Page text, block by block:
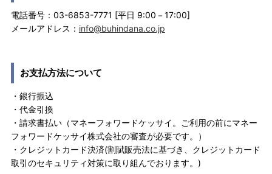
電話番号：03-6853-7771 [平日 9:00－17:00]
メールアドレス： info@buhindana.co.jp
お支払方法について
・銀行振込
・代金引換
・請求書払い（マネーフォワードケッサイ。ご利用の前にマネー
フォワードケッサイ株式会社の審査が必要です。）
・クレジットカード決済(割賦販売法に基づき、クレジットカード
取引のセキュリティ対策に取り組んでおります。)